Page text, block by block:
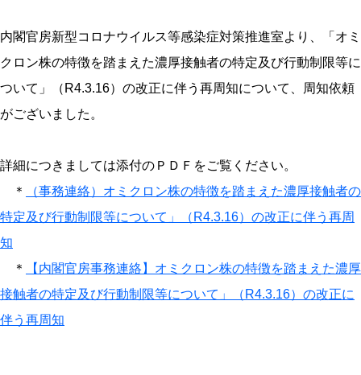
内閣官房新型コロナウイルス等感染症対策推進室より、「オミ
クロン株の特徴を踏まえた濃厚接触者の特定及び行動制限等に
ついて」（R4.3.16）の改正に伴う再周知について、周知依頼
がございました。
詳細につきましては添付のＰＤＦをご覧ください。
＊
（事務連絡）オミクロン株の特徴を踏まえた濃厚接触者の
特定及び行動制限等について」（R4.3.16）の改正に伴う再周
知
＊
【内閣官房事務連絡】オミクロン株の特徴を踏まえた濃厚
接触者の特定及び行動制限等について」（R4.3.16）の改正に
伴う再周知